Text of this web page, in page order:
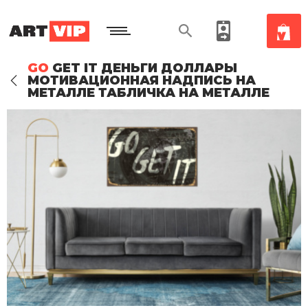
GO GET IT ДЕНЬГИ ДОЛЛАРЫ
МОТИВАЦИОННАЯ НАДПИСЬ НА
МЕТАЛЛЕ ТАБЛИЧКА НА МЕТАЛЛЕ